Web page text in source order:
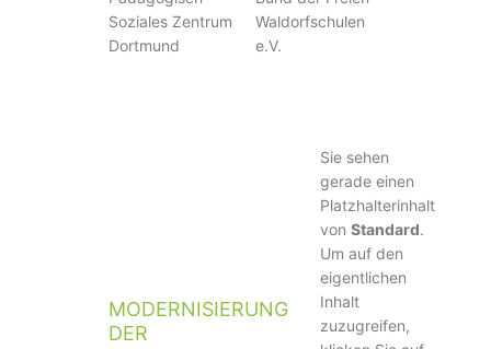
Soziales Zentrum
Dortmund
Waldorfschulen
e.V.
MODERNISIERUNG
DER
Sie sehen
gerade einen
Platzhalterinhalt
von Standard.
Um auf den
eigentlichen
Inhalt
zuzugreifen,